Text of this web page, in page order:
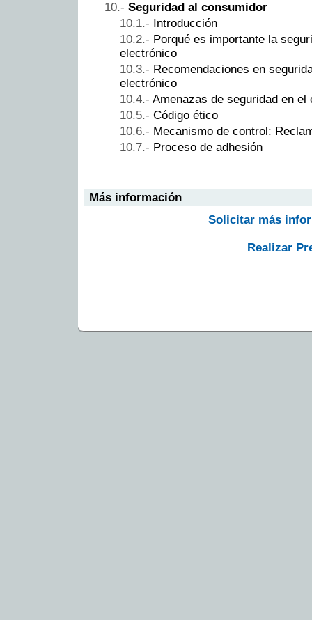
Seguridad al consumidor
Introducción
Porqué es importante la
electrónico
Recomendaciones en
electrónico
Amenazas de seguridad en
Código ético
Mecanismo de control:
Proceso de adhesión
Más información
Solicitar más
Realizar